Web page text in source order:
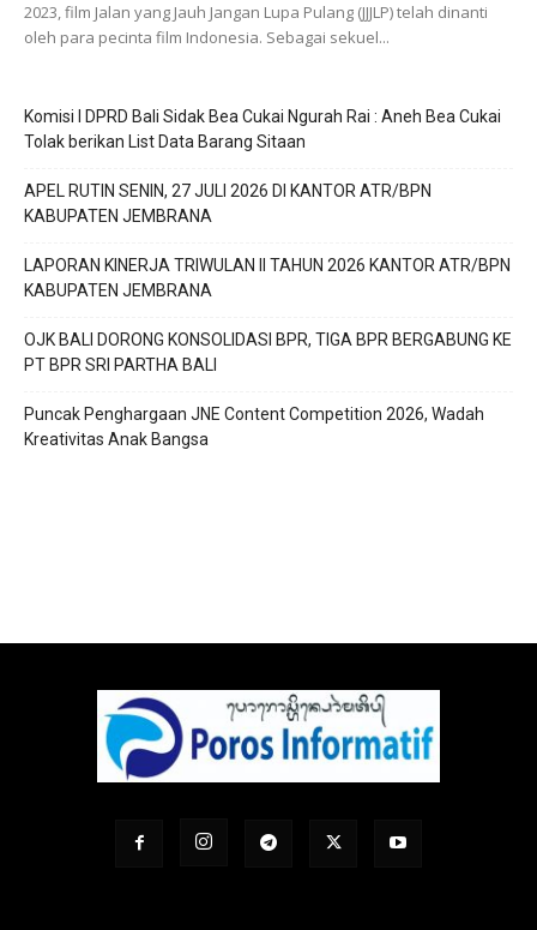
2023, film Jalan yang Jauh Jangan Lupa Pulang (JJJLP) telah dinanti
oleh para pecinta film Indonesia. Sebagai sekuel...
Komisi I DPRD Bali Sidak Bea Cukai Ngurah Rai : Aneh Bea Cukai
Tolak berikan List Data Barang Sitaan
APEL RUTIN SENIN, 27 JULI 2026 DI KANTOR ATR/BPN
KABUPATEN JEMBRANA
LAPORAN KINERJA TRIWULAN II TAHUN 2026 KANTOR ATR/BPN
KABUPATEN JEMBRANA
OJK BALI DORONG KONSOLIDASI BPR, TIGA BPR BERGABUNG KE
PT BPR SRI PARTHA BALI
Puncak Penghargaan JNE Content Competition 2026, Wadah
Kreativitas Anak Bangsa